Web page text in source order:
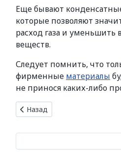
Еще бывают
которые позволяют
расход газа и
веществ.
Следует помнить, что
фирменные материалы
не принося каких-либо
Предыдущий: Применение и
Назад